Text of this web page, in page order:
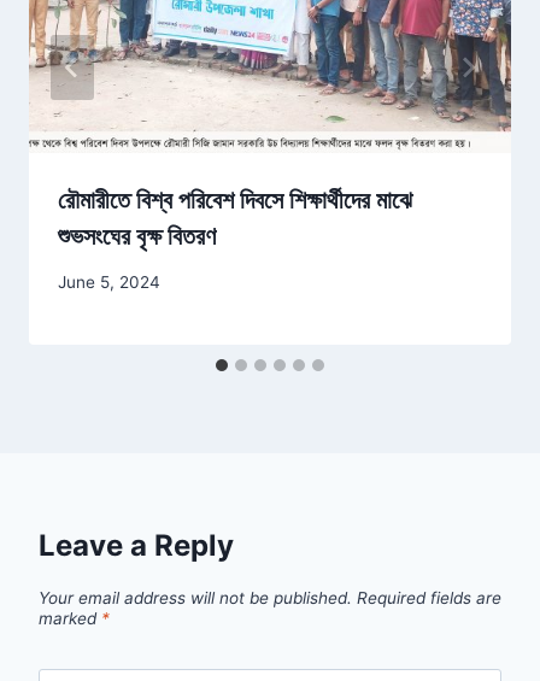
রৌমারীতে বিশ্ব পরিবেশ দিবসে শিক্ষার্থীদের মাঝে
শুভসংঘের বৃক্ষ বিতরণ
June 5, 2024
Leave a Reply
Your email address will not be published. Required fields are
marked *